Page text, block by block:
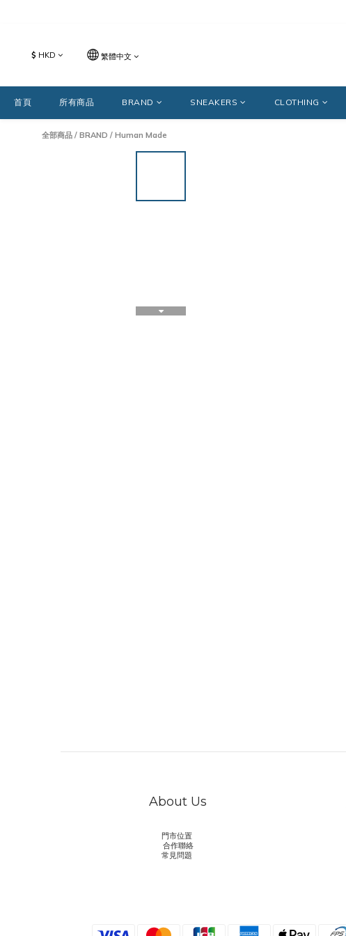
$ HKD 繁體中文
首頁 所有商品 BRAND SNEAKERS CLOTHING
全部商品 / BRAND / Human Made
About Us
門市位置
合作聯絡
常見問題